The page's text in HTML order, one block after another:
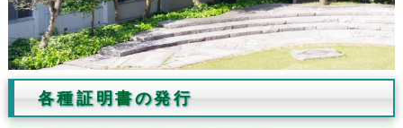
る。
各種証明書の発行